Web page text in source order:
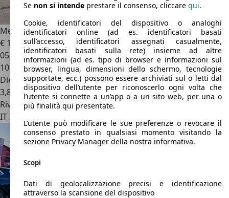
Mercedes-Benz A 180d Automatic Sport
€ 16.900
05/2019
109.000 km
Diesel
3,8 l/100 km (comb.)
Rivenditore
IT 30039
Se non si intende prestare il consenso, cliccare qui.
Cookie, identificatori del dispositivo o analoghi
identificatori online (ad es. identificatori basati
sull’accesso, identificatori assegnati casualmente,
identificatori basati sulla rete) insieme ad altre
informazioni (ad es. tipo di browser e informazioni sul
browser, lingua, dimensioni dello schermo, tecnologie
supportate, ecc.) possono essere archiviati sul o letti dal
dispositivo dell’utente per riconoscerlo ogni volta che
l’utente si connette a un’app o a un sito web, per una o
più finalità qui presentate.
L’utente può modificare le sue preferenze o revocare il
consenso prestato in qualsiasi momento visitando la
sezione Privacy Manager della nostra informativa.
Scopi
Dati di geolocalizzazione precisi e identificazione
attraverso la scansione del dispositivo